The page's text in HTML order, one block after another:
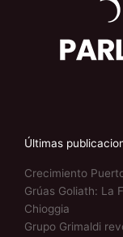
Últimas
Crecimiento
Grúas Goliath: La
Chioggia
Grupo Grimaldi